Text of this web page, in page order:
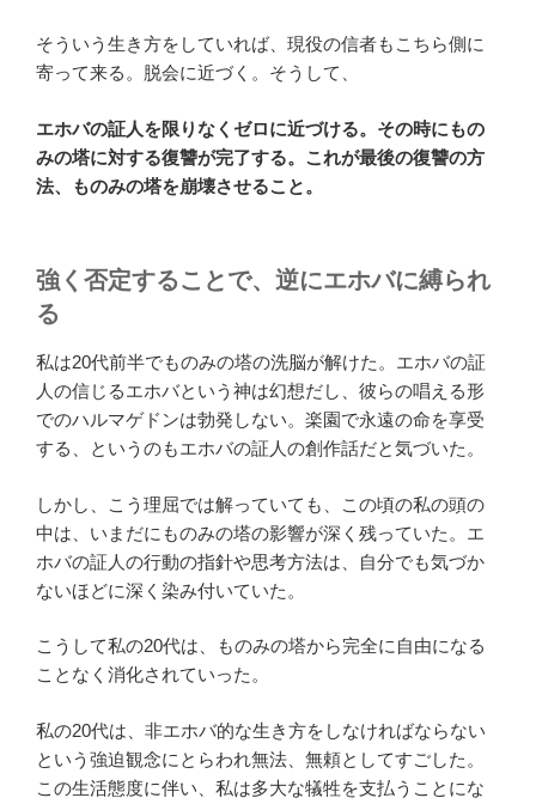
そういう生き方をしていれば、現役の信者もこちら側に
寄って来る。脱会に近づく。そうして、
エホバの証人を限りなくゼロに近づける。その時にもの
みの塔に対する復讐が完了する。これが最後の復讐の方
法、ものみの塔を崩壊させること。
強く否定することで、逆にエホバに縛られ
る
私は20代前半でものみの塔の洗脳が解けた。エホバの証
人の信じるエホバという神は幻想だし、彼らの唱える形
でのハルマゲドンは勃発しない。楽園で永遠の命を享受
する、というのもエホバの証人の創作話だと気づいた。
しかし、こう理屈では解っていても、この頃の私の頭の
中は、いまだにものみの塔の影響が深く残っていた。エ
ホバの証人の行動の指針や思考方法は、自分でも気づか
ないほどに深く染み付いていた。
こうして私の20代は、ものみの塔から完全に自由になる
ことなく消化されていった。
私の20代は、非エホバ的な生き方をしなければならない
という強迫観念にとらわれ無法、無頼としてすごした。
この生活態度に伴い、私は多大な犠牲を支払うことにな